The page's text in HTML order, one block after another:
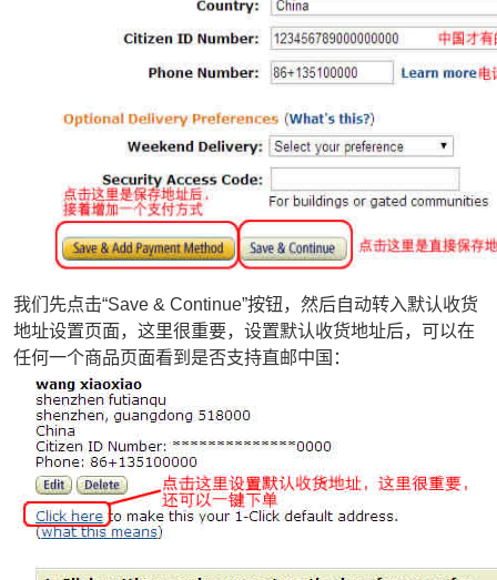
我们先点击“Save & Continue”按钮，然后自动转入默认收货
地址设置页面，这里很重要，设置默认收货地址后，可以在
任何一个商品页面看到是否支持直邮中国：